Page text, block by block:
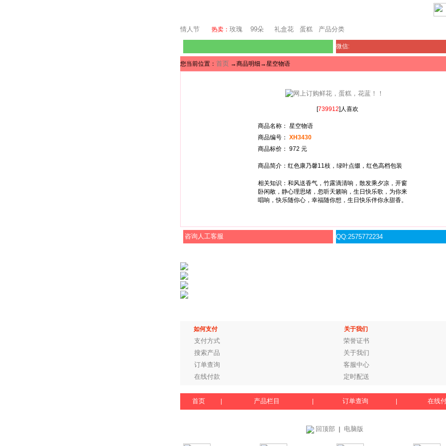
情人节 热卖： 玫瑰 99朵 礼盒花 蛋糕 产品分类
微信:
您当前位置： 首页 →商品明细→星空物语
[739912]人喜欢
商品名称： 星空物语
商品编号： XH3430
商品标价： 972 元
商品简介：红色康乃馨11枝，绿叶点缀，红色高档包装
相关知识：和风送香气，竹露滴清响，散发乘夕凉，开窗
卧闲敞，静心理思绪，忽听天籁响，生日快乐歌，为你来
唱响，快乐随你心，幸福随你想，生日快乐伴你永甜香。
咨询人工客服 QQ:2575772234
如何支付 关于我们
支付方式
荣誉证书
搜索产品
关于我们
订单查询
客服中心
在线付款
定时配送
首页 产品栏目 订单查询 在线
回顶部 电脑版